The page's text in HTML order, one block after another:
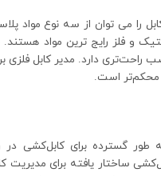
را می توان از سه نوع مواد
و فلز رایج ترین مواد هستند.
راحت‌تری دارد. مدیر کابل فلزی
محکم‌تر است.
طور گسترده برای کابل‌کشی در
ساختار یافته برای مدیریت